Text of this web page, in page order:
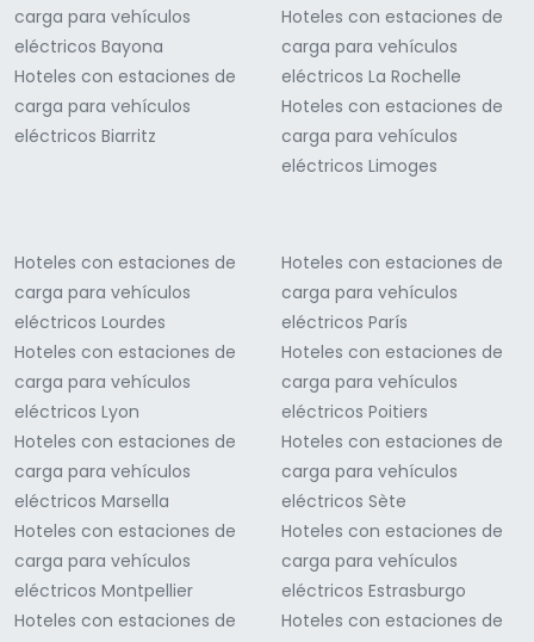
carga para vehículos
eléctricos Bayona
Hoteles con estaciones de
carga para vehículos
eléctricos Biarritz
Hoteles con estaciones de
carga para vehículos
eléctricos La Rochelle
Hoteles con estaciones de
carga para vehículos
eléctricos Limoges
Hoteles con estaciones de
carga para vehículos
eléctricos Lourdes
Hoteles con estaciones de
carga para vehículos
eléctricos Lyon
Hoteles con estaciones de
carga para vehículos
eléctricos Marsella
Hoteles con estaciones de
carga para vehículos
eléctricos Montpellier
Hoteles con estaciones de
Hoteles con estaciones de
carga para vehículos
eléctricos París
Hoteles con estaciones de
carga para vehículos
eléctricos Poitiers
Hoteles con estaciones de
carga para vehículos
eléctricos Sète
Hoteles con estaciones de
carga para vehículos
eléctricos Estrasburgo
Hoteles con estaciones de